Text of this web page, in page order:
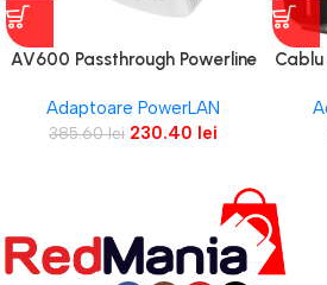
AV600 Passthrough Powerline
SPEED: 600
Adaptoare PowerLAN
385.60lei 230.40 lei